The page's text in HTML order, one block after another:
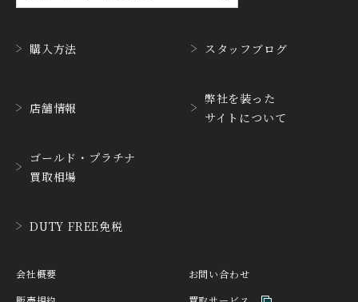
HARRY WINSTON
HEINRICH-GEISEN
ハインリッヒ ガイセン
HORAE
ホライ
IKEPOD INCIPIO
購入方法
店舗情報
ゴールド・プラチナ
買取相場
DUTY FREE免税
スタッフブログ
弊社を装った
サイトについて
会社概要
お問い合わせ